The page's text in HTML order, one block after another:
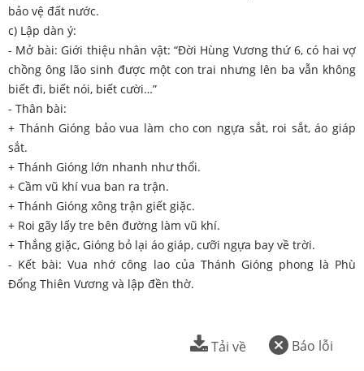
bảo vệ đất nước.
c) Lập dàn ý:
- Mở bài: Giới thiệu nhân vật: “Đời Hùng Vương thứ 6, có hai vợ
chồng ông lão sinh được một con trai nhưng lên ba vẫn không
biết đi, biết nói, biết cười…”
- Thân bài:
+ Thánh Gióng bảo vua làm cho con ngựa sắt, roi sắt, áo giáp
sắt.
+ Thánh Gióng lớn nhanh như thổi.
+ Cầm vũ khí vua ban ra trận.
+ Thánh Gióng xông trận giết giặc.
+ Roi gãy lấy tre bên đường làm vũ khí.
+ Thắng giặc, Gióng bỏ lại áo giáp, cưỡi ngựa bay về trời.
- Kết bài: Vua nhớ công lao của Thánh Gióng phong là Phù
Đổng Thiên Vương và lập đền thờ.
Báo lỗi
Tải về